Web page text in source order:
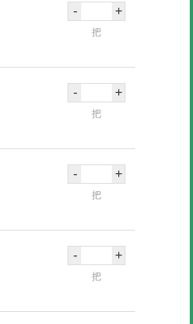
- +
把
- +
把
- +
把
- +
把